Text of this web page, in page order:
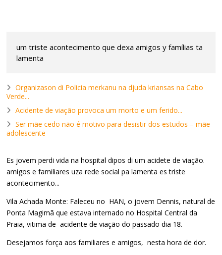
um triste acontecimento que dexa amigos y famílias ta
lamenta
Organizason di Policia merkanu na djuda kriansas na Cabo
Verde...
Acidente de viação provoca um morto e um ferido...
Ser mãe cedo não é motivo para desistir dos estudos – mãe
adolescente
Es jovem perdi vida na hospital dipos di um acidete de viação.
amigos e familiares uza rede social pa lamenta es triste
acontecimento...
Vila Achada Monte: Faleceu no HAN, o jovem Dennis, natural de
Ponta Magimã que estava internado no Hospital Central da
Praia, vitima de acidente de viação do passado dia 18.
Desejamos força aos familiares e amigos, nesta hora de dor.